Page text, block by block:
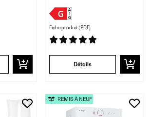
Fiche produit (PDF)
Détails
REMIS À NEUF